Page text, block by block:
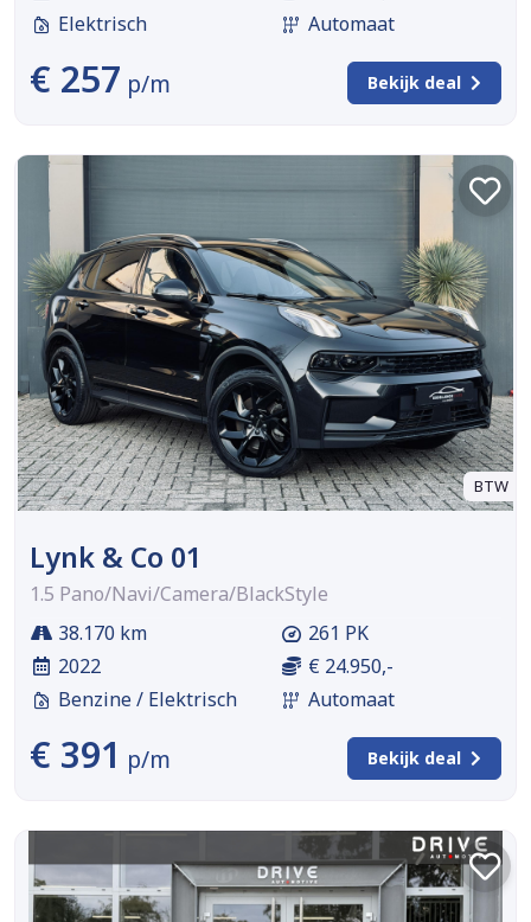
Elektrisch
Automaat
€ 257 p/m Bekijk deal
BTW
Lynk & Co 01
1.5 Pano/Navi/Camera/BlackStyle
38.170 km
2022
Benzine / Elektrisch
261 PK
€ 24.950,-
Automaat
€ 391 p/m Bekijk deal